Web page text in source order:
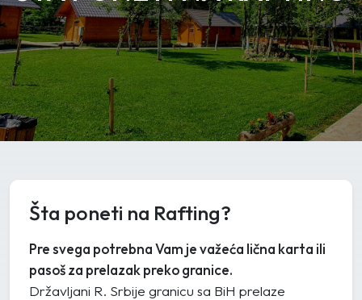
Šta poneti na Rafting?
Pre svega potrebna Vam je važeća lična karta ili
pasoš za prelazak preko granice.
Državljani R. Srbije granicu sa BiH prelaze